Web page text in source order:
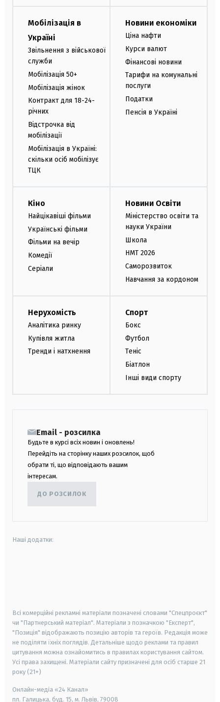
Мобілізація в
Україні
Звільнення з військової
служби
Мобілізація 50+
Мобілізація жінок
Контракт для 18-24-
річних
Відстрочка від
мобілізації
Мобілізація в Україні:
скільки осіб мобілізує
ТЦК
Новини економіки
Ціна нафти
Курси валют
Фінансові новини
Тарифи на комунальні
послуги
Податки
Пенсія в Україні
Кіно
Найцікавіші фільми
Українські фільми
Фільми на вечір
Комедії
Серіали
Новини Освіти
Міністерство освіти та
науки України
Школа
НМТ 2026
Саморозвиток
Навчання за кордоном
Нерухомість
Аналітика ринку
Купівля житла
Тренди і натхнення
Спорт
Бокс
Футбол
Теніс
Біатлон
Інші види спорту
Email - розсилка
Будьте в курсі всіх новин і оновлень!
Перейдіть на сторінку наших розсилок, щоб
обрати ті, що відповідають вашим
інтересам.
ДО РОЗСИЛОК
Наші додатки:
Всі комерційні рекламні матеріали позначені словами "Спецпроєкт"
чи "Партнерський матеріал". Матеріали з позначкою "Експерт",
"Позиція" відображають позицію авторів та героїв. Редакція може
не поділяти їхніх поглядів. Детальніше щодо реклами та правил
цитування можна ознайомитись в правилах користування сайтом.
Усі права захищені. Матеріали сайту призначені для осіб старше 21
року (21+)
Онлайн-медіа «24 Канал»
пл. Галицька, буд. 15, м. Львів, 79008